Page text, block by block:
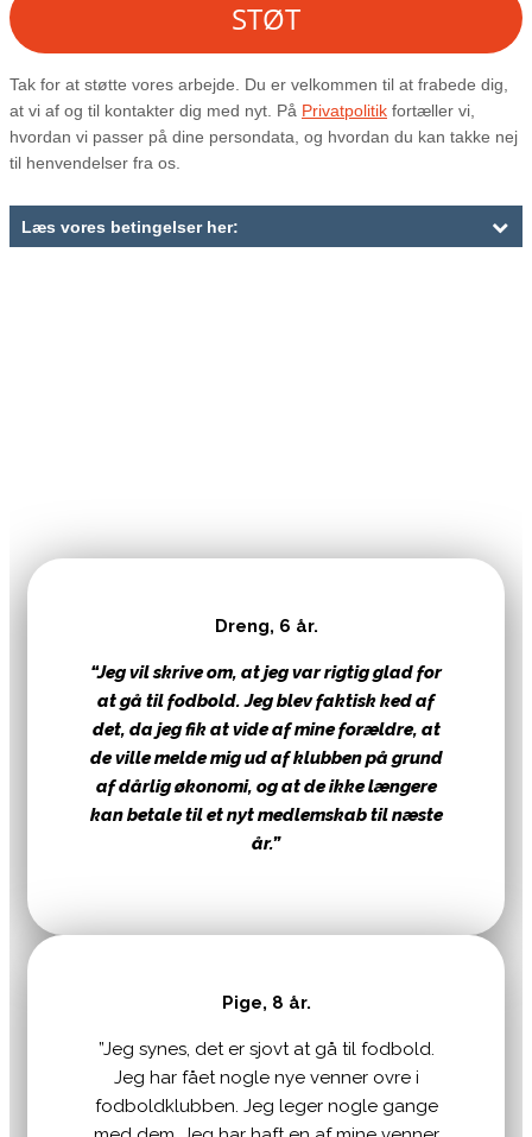
Dreng, 6 år.
“Jeg vil skrive om, at jeg var rigtig glad for
at gå til fodbold. Jeg blev faktisk ked af
det, da jeg fik at vide af mine forældre, at
de ville melde mig ud af klubben på grund
af dårlig økonomi, og at de ikke længere
kan betale til et nyt medlemskab til næste
år.”
Pige, 8 år.
”Jeg synes, det er sjovt at gå til fodbold.
Jeg har fået nogle nye venner ovre i
fodboldklubben. Jeg leger nogle gange